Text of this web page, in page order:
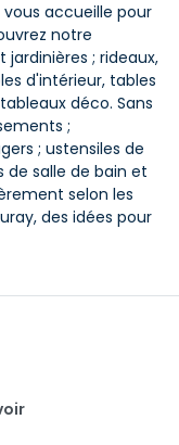
vous accueille pour
notre
; rideaux,
d'intérieur, tables
déco. Sans
;
; ustensiles de
de salle de bain et
selon les
des idées pour